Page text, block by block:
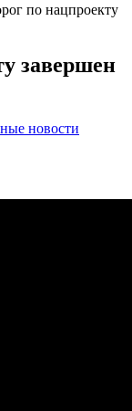
по нацпроекту
завершен
новости